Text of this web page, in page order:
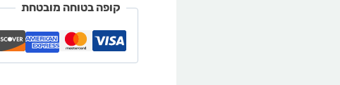
קופה בטוחה מובטחת